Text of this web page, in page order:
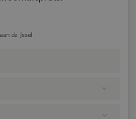
de IJssel